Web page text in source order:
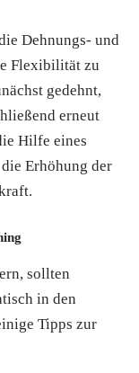
Dehnungs- und
Flexibilität zu
gedehnt,
erneut
Hilfe eines
Erhöhung der
sollten
in den
Tipps zur